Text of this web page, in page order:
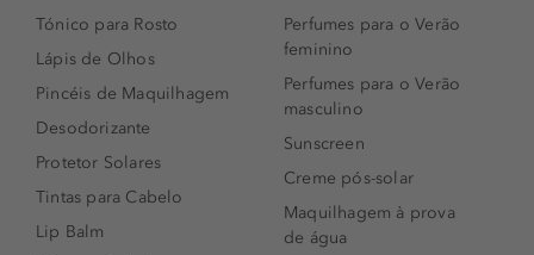
Tónico para Rosto
Lápis de Olhos
Pincéis de Maquilhagem
Desodorizante
Protetor Solares
Tintas para Cabelo
Lip Balm
Perfumes para o Verão
feminino
Perfumes para o Verão
masculino
Sunscreen
Creme pós-solar
Maquilhagem à prova
de água